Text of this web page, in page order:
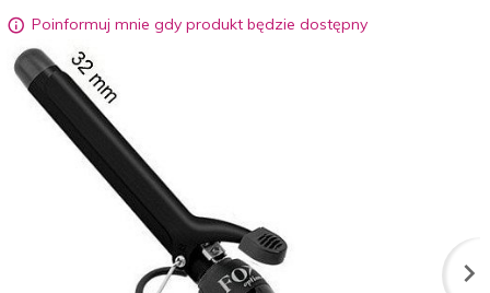
Poinformuj mnie gdy produkt będzie dostępny